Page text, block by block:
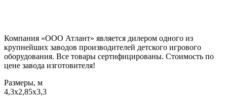
Компания «ООО Атлант» является дилером одного из
крупнейших заводов производителей детского игрового
оборудования. Все товары сертифицированы. Стоимость по
цене завода изготовителя!
Размеры, м
4,3х2,85х3,3